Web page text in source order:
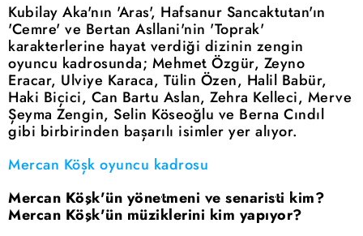
Kubilay Aka'nın 'Aras', Hafsanur Sancaktutan'ın
'Cemre' ve Bertan Asllani'nin 'Toprak'
karakterlerine hayat verdiği dizinin zengin
oyuncu kadrosunda; Mehmet Özgür, Zeyno
Eracar, Ulviye Karaca, Tülin Özen, Halil Babür,
Haki Biçici, Can Bartu Aslan, Zehra Kelleci, Merve
Şeyma Zengin, Selin Köseoğlu ve Berna Cındıl
gibi birbirinden başarılı isimler yer alıyor.
Mercan Köşk oyuncu kadrosu
Mercan Köşk'ün yönetmeni ve senaristi kim?
Mercan Köşk'ün müziklerini kim yapıyor?